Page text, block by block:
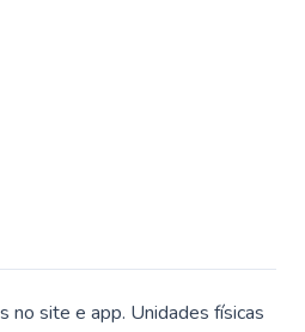
no site e app. Unidades físicas